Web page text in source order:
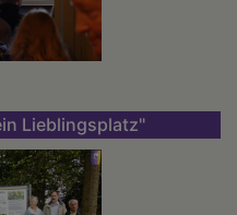
Lieblingsplatz"